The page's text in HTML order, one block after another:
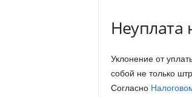
Неуплата
Уклонение от
собой не только
Согласно